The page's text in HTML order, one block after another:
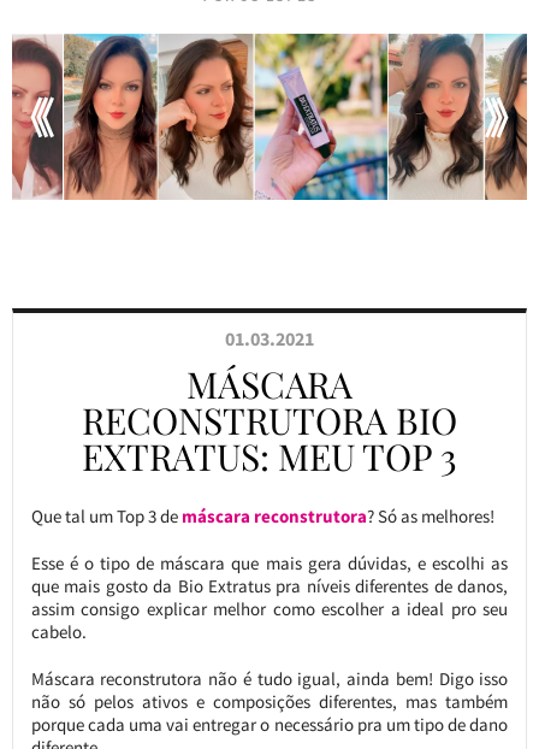
01.03.2021
MÁSCARA
RECONSTRUTORA BIO
EXTRATUS: MEU TOP 3
Que tal um Top 3 demáscara reconstrutora? Só as melhores!
Esse é o tipo de máscara que mais gera dúvidas, e escolhi as
que mais gosto da Bio Extratus pra níveis diferentes de danos,
assim consigo explicar melhor como escolher a ideal pro seu
cabelo.
Máscara reconstrutora não é tudo igual, ainda bem! Digo isso
não só pelos ativos e composições diferentes, mas também
porque cada uma vai entregar o necessário pra um tipo de dano